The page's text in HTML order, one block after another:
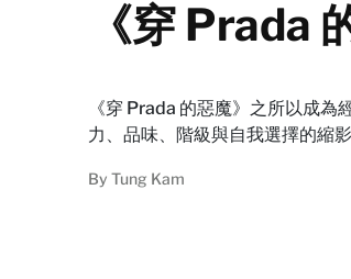
《穿 Prada
《穿 Prada 的惡魔》之所以成
力、品味、階級與自我選擇的縮
By Tung Kam